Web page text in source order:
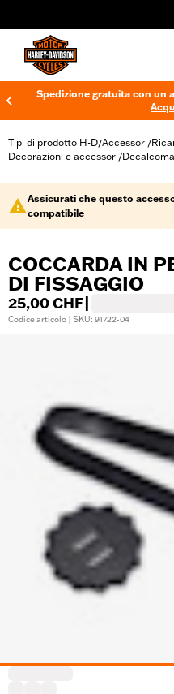
Spedizione gratuita con un
Tipi di prodotto H-D/Accessori/
Decorazioni e accessori/
Assicurati che questo
compatibile
COCCARDA IN
DI FISSAGGIO
25,00 CHF
Codice articolo | SKU: 91722-04